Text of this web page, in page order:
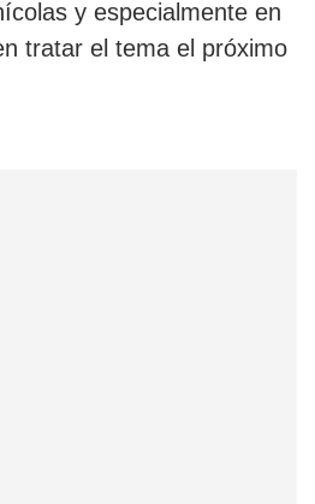
y especialmente en
tratar el tema el próximo